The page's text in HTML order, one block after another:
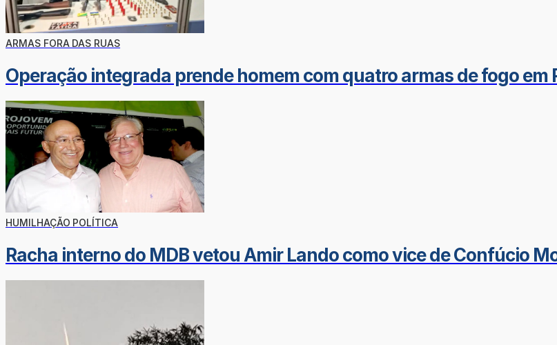
ARMAS FORA DAS RUAS
Operação integrada prende homem com quatro armas de fogo em
HUMILHAÇÃO POLÍTICA
Racha interno do MDB vetou Amir Lando como vice de Confúcio